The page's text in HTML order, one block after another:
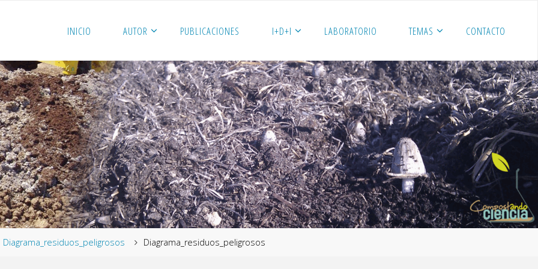
INICIO AUTOR PUBLICACIONES I+D+I LABORATORIO TEMAS CONTACTO
Diagrama_residuos_peligrosos Diagrama_residuos_peligrosos